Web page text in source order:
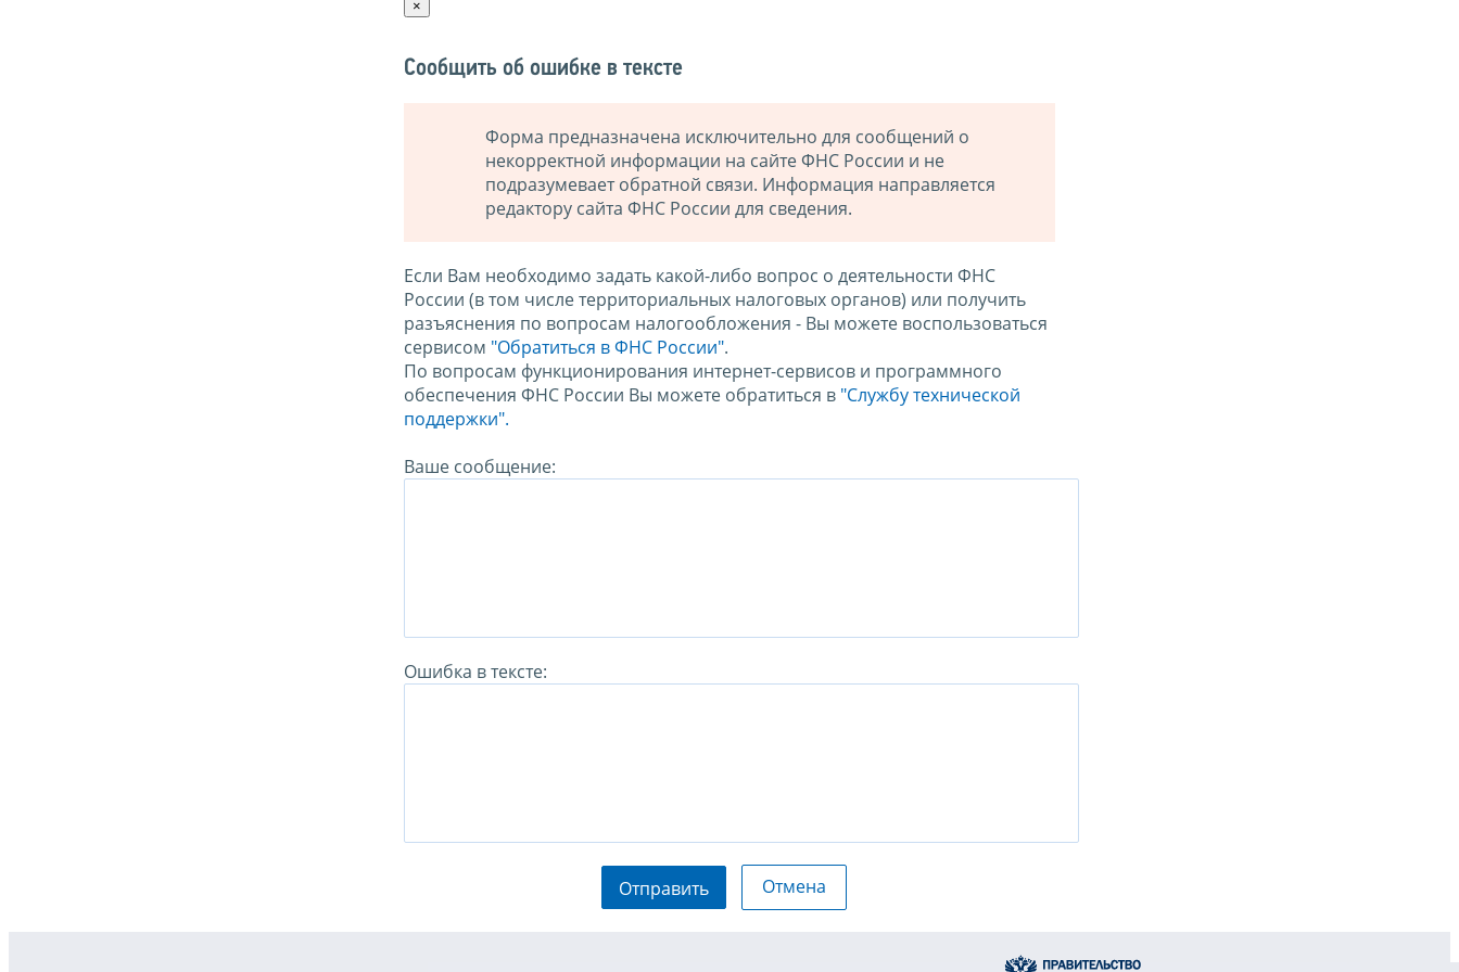
×
Сообщить об ошибке в тексте
Форма предназначена исключительно для сообщений о
некорректной информации на сайте ФНС России и не
подразумевает обратной связи. Информация направляется
редактору сайта ФНС России для сведения.
Если Вам необходимо задать какой-либо вопрос о деятельности ФНС
России (в том числе территориальных налоговых органов) или получить
разъяснения по вопросам налогообложения - Вы можете воспользоваться
сервисом "Обратиться в ФНС России".
По вопросам функционирования интернет-сервисов и программного
обеспечения ФНС России Вы можете обратиться в "Службу технической
поддержки".
Ваше сообщение:
Ошибка в тексте:
Отправить Отмена